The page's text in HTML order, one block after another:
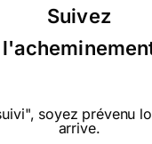
⭐⭐⭐⭐⭐ le 26/04/18 :
et original
le 23/02/18 :
Suivez
soyez prévenu
arrive.